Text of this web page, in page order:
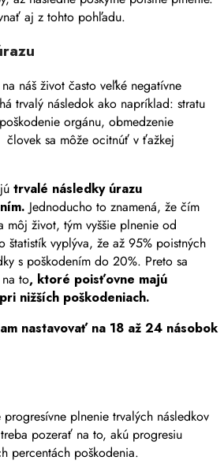
aj z tohto pohľadu.
náš život často veľké negatívne
trvalý následok ako napríklad: stratu
orgánu, obmedzenie
sa môže ocitnúť v ťažkej
trvalé následky úrazu
Jednoducho to znamená, že čím
môj život, tým vyššie plnenie od
štatistík vyplýva, že až 95% poistných
s poškodením do 20%. Preto sa
to, ktoré poisťovne majú
nižších poškodeniach.
nastavovať na 18 až 24 násobok
plnenie trvalých následkov
pozerať na to, akú progresiu
percentách poškodenia.